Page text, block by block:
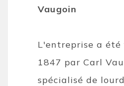
Vaugoin
L'entreprise a été
1847 par Carl
spécialisé de